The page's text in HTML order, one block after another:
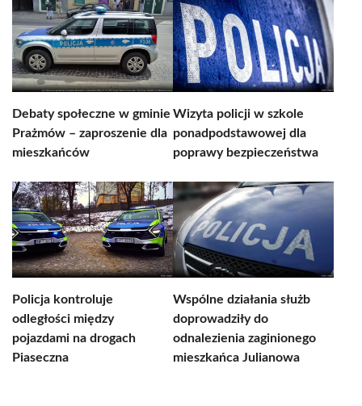
Debaty społeczne w gminie
Prażmów – zaproszenie dla
mieszkańców
Wizyta policji w szkole
ponadpodstawowej dla
poprawy bezpieczeństwa
Policja kontroluje
odległości między
pojazdami na drogach
Piaseczna
Wspólne działania służb
doprowadziły do
odnalezienia zaginionego
mieszkańca Julianowa